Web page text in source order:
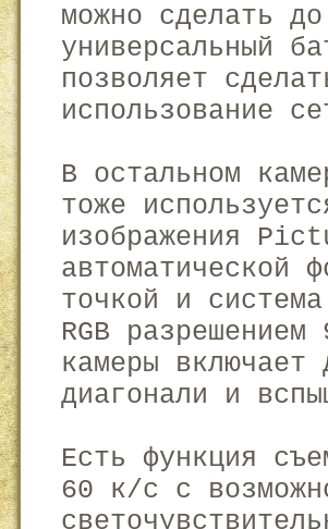
можно сделать
универсальный
позволяет
использование
В остальном
тоже
изображения
автоматической
точкой и
RGB
камеры
диагонали и
Есть функция
60 к/с с